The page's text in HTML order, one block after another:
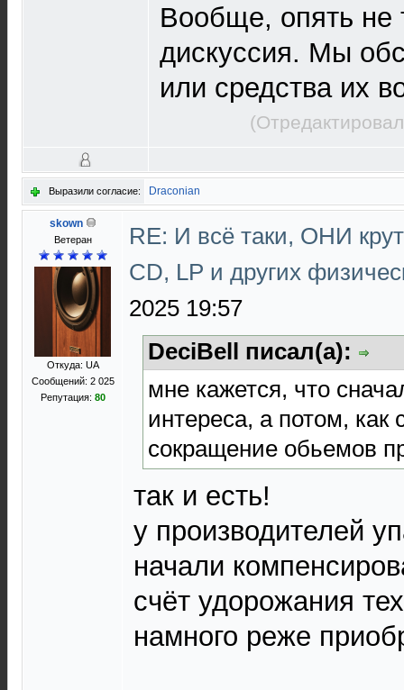
Вообще, опять не
дискуссия. Мы
или средства их
Выразили согласие: Draconian
skown
Ветеран
Откуда: UA
Сообщений: 2 025
Репутация: 80
RE: И всё таки, ОНИ
CD, LP и других
2025 19:57
DeciBell писал(а):
мне кажется, что
интереса, а потом, как
сокращение обьемов
так и есть!
у производителей
начали
счёт удорожания
намного реже